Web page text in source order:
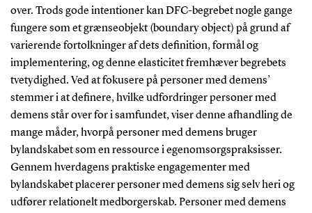
over. Trods gode intentioner kan DFC-begrebet nogle gange
fungere som et grænseobjekt (boundary object) på grund af
varierende fortolkninger af dets definition, formål og
implementering, og denne elasticitet fremhæver begrebets
tvetydighed. Ved at fokusere på personer med demens’
stemmer i at definere, hvilke udfordringer personer med
demens står over for i samfundet, viser denne afhandling de
mange måder, hvorpå personer med demens bruger
bylandskabet som en ressource i egenomsorgspraksisser.
Gennem hverdagens praktiske engagementer med
bylandskabet placerer personer med demens sig selv heri og
udfører relationelt medborgerskab. Personer med demens